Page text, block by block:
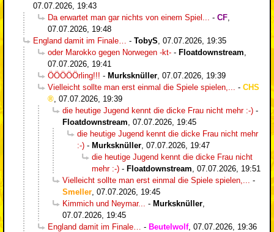
07.07.2026, 19:43
Da erwartet man gar nichts von einem Spiel...
- CF
07.07.2026, 19:48
England damit im Finale…
- TobyS 07.07.2026, 19:35
oder Marokko gegen Norwegen -kt- - Floatdownstream
07.07.2026, 19:41
ÖÖÖÖÖrling!!! - Murksknüller 07.07.2026, 19:39
Vielleicht sollte man erst einmal die Spiele spielen,...
- CHS
07.07.2026, 19:39
die heutige Jugend kennt die dicke Frau nicht mehr :-) -
Floatdownstream 07.07.2026, 19:45
die heutige Jugend kennt die dicke Frau nicht mehr
:-) - Murksknüller 07.07.2026, 19:47
die heutige Jugend kennt die dicke Frau nicht
mehr :-) - Floatdownstream 07.07.2026, 19:51
Vielleicht sollte man erst einmal die Spiele spielen,...
-
Smeller 07.07.2026, 19:45
Kimmich und Neymar...
- Murksknüller
07.07.2026, 19:45
England damit im Finale…
- Beutelwolf, 07.07.2026, 19:36